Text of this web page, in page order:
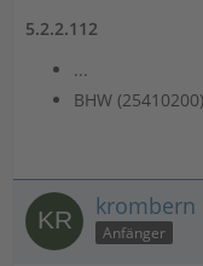
5.2.2.112
...
BHW
krombern
Anfänger